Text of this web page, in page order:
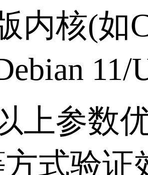
内核(如
11/
参数优
式验证